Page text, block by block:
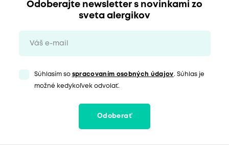
Odoberajte newsletter s novinkami zo
sveta alergikov
Súhlasím so spracovaním osobných údajov. Súhlas je
možné kedykoľvek odvolať.
Odoberať